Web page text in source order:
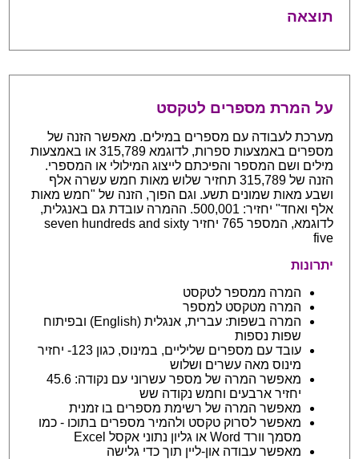
תוצאה
על המרת מספרים לטקסט
מערכת לעבודה עם מספרים במילים. מאפשר הזנה של
מספרים באמצעות ספרות, לדוגמא 315,789 או באמצעות
מילים ושם המספר והפיכתם לייצוג המילולי או המספרי.
הזנה של 315,789 תחזיר שלוש מאות חמש עשרה אלף
ושבע מאות שמונים תשע. וגם הפוך, הזנה של "חמש מאות
אלף ואחד" יחזיר: 500,001. ההמרה עובדת גם באנגלית,
לדוגמא, המספר 765 יחזיר seven hundreds and sixty
five
יתרונות
המרה ממספר לטקסט
המרה מטקסט למספר
המרה בשפות: עברית, אנגלית (English) ובפיתוח
שפות נספות
עובד עם מספרים שליליים, במינוס, כגון 123- יחזיר
מינוס מאה עשרים ושלוש
מאפשר המרה של מספר עשרוני עם נקודה: 45.6
יחזיר ארבעים וחמש נקודה שש
מאפשר המרה של רשימת מספרים בו זמנית
מאפשר לסרוק טקסט ולהמיר מספרים בתוכו - כמו
מסמך וורד Word או גליון נתוני אקסל Excel
מאפשר עבודה און-ליין תוך כדי גלישה